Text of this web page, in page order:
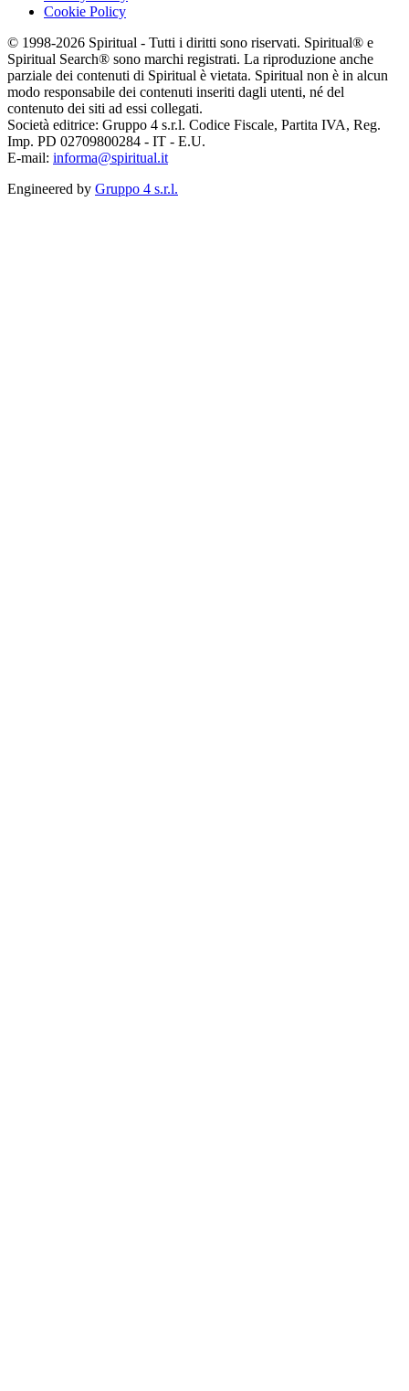
Cookie Policy
© 1998-2026 Spiritual - Tutti i diritti sono riservati. Spiritual® e
Spiritual Search® sono marchi registrati. La riproduzione anche
parziale dei contenuti di Spiritual è vietata. Spiritual non è in alcun
modo responsabile dei contenuti inseriti dagli utenti, né del
contenuto dei siti ad essi collegati.
Società editrice: Gruppo 4 s.r.l. Codice Fiscale, Partita IVA, Reg.
Imp. PD 02709800284 - IT - E.U.
E-mail: informa@spiritual.it
Engineered by Gruppo 4 s.r.l.